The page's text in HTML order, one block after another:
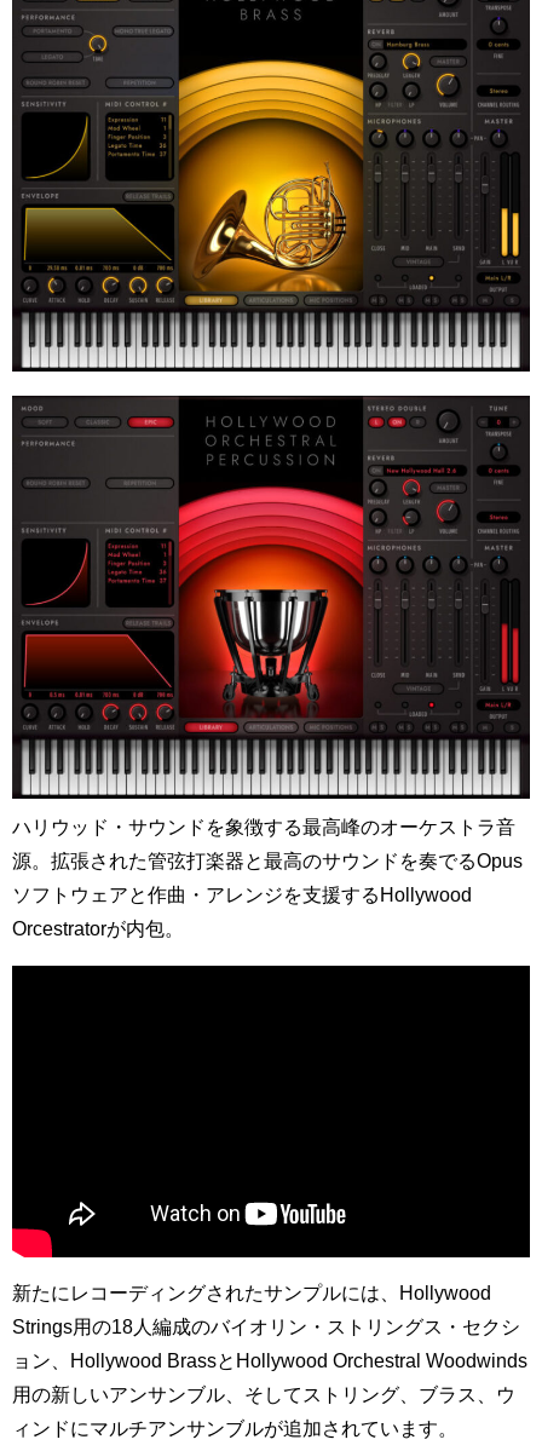
ハリウッド・サウンドを象徴する最高峰のオーケストラ音
源。拡張された管弦打楽器と最高のサウンドを奏でるOpus
ソフトウェアと作曲・アレンジを支援するHollywood
Orcestratorが内包。
新たにレコーディングされたサンプルには、Hollywood
Strings用の18人編成のバイオリン・ストリングス・セクシ
ョン、Hollywood BrassとHollywood Orchestral Woodwinds
用の新しいアンサンブル、そしてストリング、ブラス、ウ
ィンドにマルチアンサンブルが追加されています。